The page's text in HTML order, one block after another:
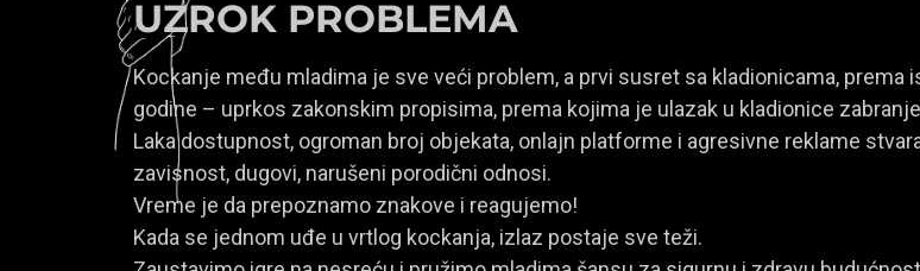
UZROK PROBLEMA
Kockanje među mladima je sve veći problem, a prvi susret sa kladionicama, prema
godine – uprkos zakonskim propisima, prema kojima je ulazak u kladionice
Laka dostupnost, ogroman broj objekata, onlajn platforme i agresivne reklame
zavisnost, dugovi, narušeni porodični odnosi.
Vreme je da prepoznamo znakove i reagujemo!
Kada se jednom uđe u vrtlog kockanja, izlaz postaje sve teži.